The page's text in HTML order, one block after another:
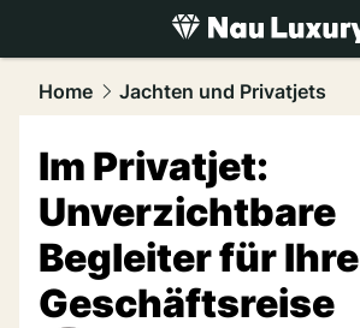
luxury.NAU.ch
Home Jachten und Privatjets
Im Privatjet:
Unverzichtbare
Begleiter für Ihre
Geschäftsreise